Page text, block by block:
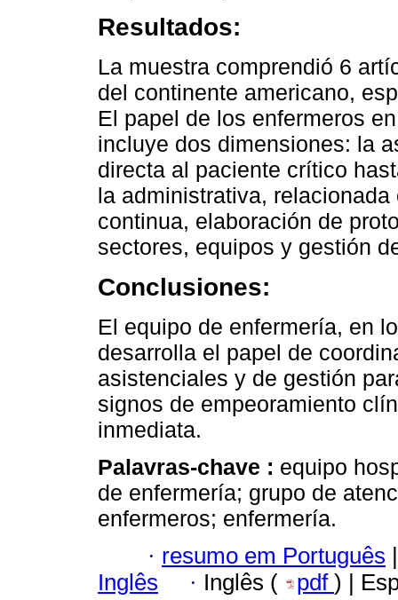
Resultados:
La muestra comprendió 6
del continente americano,
El papel de los enfermeros
incluye dos dimensiones: la
directa al paciente crítico
la administrativa,
continua, elaboración de
sectores, equipos y gestión
Conclusiones:
El equipo de enfermería, en
desarrolla el papel de
asistenciales y de gestión
signos de empeoramiento
inmediata.
Palavras-chave : equipo
de enfermería; grupo de
enfermeros; enfermería.
· resumo em Português
Inglês
· Inglês ( pdf ) |